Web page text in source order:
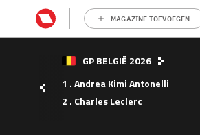
MAGAZINE TOEVOEGEN
GP BELGIË 2026
1 . Andrea Kimi Antonelli
2 . Charles Leclerc